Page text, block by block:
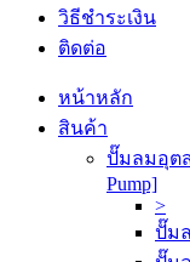
วิธีชำระเงิน
ติดต่อ
หน้าหลัก
สินค้า
ปั๊มลมอุต
Pump]
>
ปั๊ม